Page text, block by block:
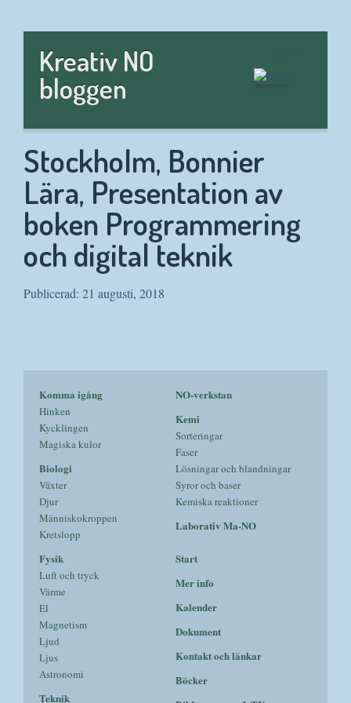
Kreativ NO
bloggen
Stockholm, Bonnier
Lära, Presentation av
boken Programmering
och digital teknik
Publicerad: 21 augusti, 2018
Komma igång
Hinken
Kycklingen
Magiska kulor
Biologi
Växter
Djur
Människokroppen
Kretslopp
NO-verkstan
Kemi
Sorteringar
Faser
Lösningar och blandningar
Syror och baser
Kemiska reaktioner
Laborativ Ma-NO
Fysik
Luft och tryck
Värme
El
Magnetism
Ljud
Ljus
Astronomi
Teknik
Start
Mer info
Kalender
Dokument
Kontakt och länkar
Böcker